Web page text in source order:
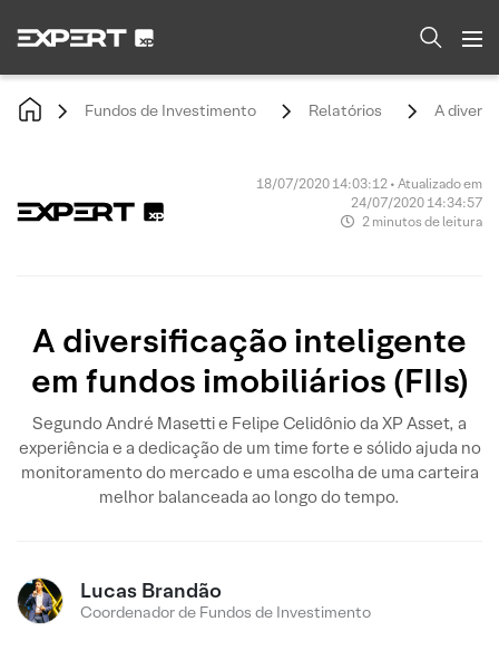
Fundos de Investimento Relatórios A
18/07/2020 14:03:12 • Atualizado em
24/07/2020 14:34:57
2 minutos de leitura
A diversificação inteligente
em fundos imobiliários (FIIs)
Segundo André Masetti e Felipe Celidônio da XP Asset, a
experiência e a dedicação de um time forte e sólido ajuda no
monitoramento do mercado e uma escolha de uma carteira
melhor balanceada ao longo do tempo.
Lucas Brandão
Coordenador de Fundos de Investimento